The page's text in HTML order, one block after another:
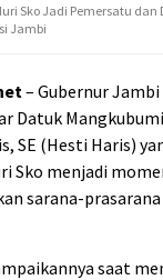
Sko Jadi Pemersatu dan
Jambi
– Gubernur Jambi
Datuk
SE (Hesti Haris)
Sko menjadi
sarana-prasarana
saat